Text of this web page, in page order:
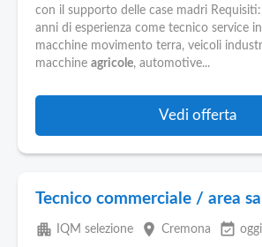
con il supporto delle case madri
anni di esperienza come tecnico service
macchine movimento terra, veicoli
macchine agricole, automotive...
Vedi offerta
Tecnico commerciale / area
apartment IQM selezione place Cremona event_available oggi